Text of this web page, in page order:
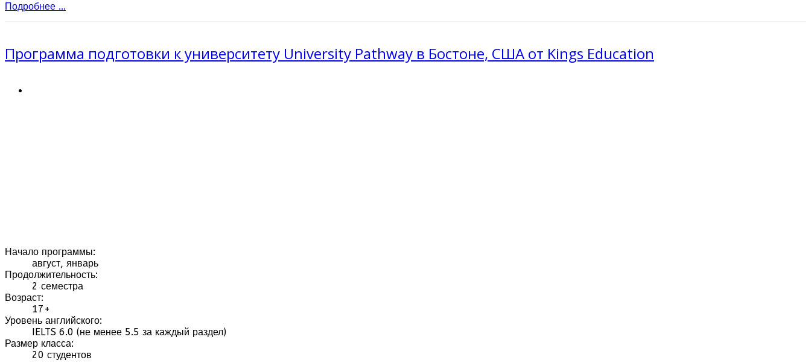
Подробнее ...
Программа подготовки к университету University Pathway в Бостоне, США от Kings Education
Начало программы:
август, январь
Продолжительность:
2 семестра
Возраст:
17+
Уровень английского:
IELTS 6.0 (не менее 5.5 за каждый раздел)
Размер класса:
20 студентов